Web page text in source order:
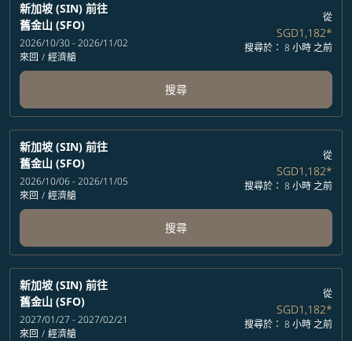
新加坡 (SIN) 前往
舊金山 (SFO)
2026/10/30 - 2026/11/02
來回 / 經濟艙
從
SGD1,182*
搜尋於： 8 小時 之前
搜尋
新加坡 (SIN) 前往
舊金山 (SFO)
2026/10/06 - 2026/11/05
來回 / 經濟艙
從
SGD1,182*
搜尋於： 8 小時 之前
搜尋
新加坡 (SIN) 前往
舊金山 (SFO)
2027/01/27 - 2027/02/21
來回 / 經濟艙
從
SGD1,182*
搜尋於： 8 小時 之前